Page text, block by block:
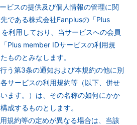
ビスの提供及び個人情報の管理に関
である株式会社Fanplusの「Plus
利用しており、当サービスへの会員
Plus member IDサービスの利用規
ものとみなします。
う第3条の通知および本規約の他に別
サービスの利用規約等（以下、併せ
ます。）は、その名称の如何にかか
成するものとします。
規約等の定めが異なる場合は、当該